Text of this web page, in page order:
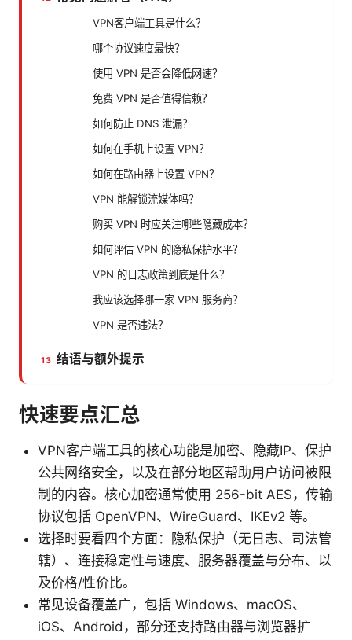
VPN客户端工具是什么？
哪个协议速度最快？
使用 VPN 是否会降低网速？
免费 VPN 是否值得信赖？
如何防止 DNS 泄漏？
如何在手机上设置 VPN？
如何在路由器上设置 VPN？
VPN 能解锁流媒体吗？
购买 VPN 时应关注哪些隐藏成本？
如何评估 VPN 的隐私保护水平？
VPN 的日志政策到底是什么？
我应该选择哪一家 VPN 服务商？
VPN 是否违法？
结语与额外提示
快速要点汇总
VPN客户端工具的核心功能是加密、隐藏IP、保护
公共网络安全，以及在部分地区帮助用户访问被限
制的内容。核心加密通常使用 256-bit AES，传输
协议包括 OpenVPN、WireGuard、IKEv2 等。
选择时要看四个方面：隐私保护（无日志、司法管
辖）、连接稳定性与速度、服务器覆盖与分布、以
及价格/性价比。
常见设备覆盖广，包括 Windows、macOS、
iOS、Android，部分还支持路由器与浏览器扩